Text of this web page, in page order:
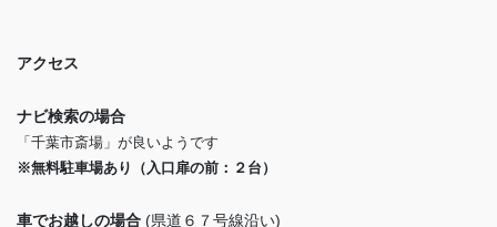
アクセス
ナビ検索の場合
「千葉市斎場」が良いようです
※無料駐車場あり（入口扉の前：２台）
車でお越しの場合 (県道６７号線沿い)